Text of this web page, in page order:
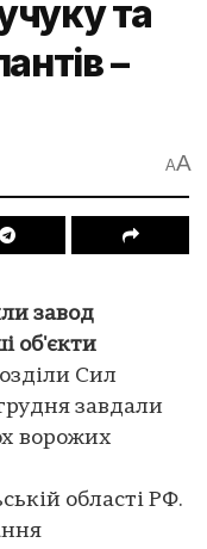
та
–
AA
завод
об'єкти
Сил
завдали
ворожих
області РФ.